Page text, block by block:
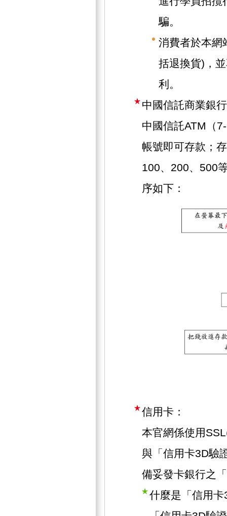
騙。
消費者於本網
括退換貨)，
利。
中國信託商業銀
中國信託ATM（
帳號即可存款；
100、200、500
序如下：
信用卡：
本官網係使用
與「信用卡3D驗
備妥發卡銀行之
什麼是「信用